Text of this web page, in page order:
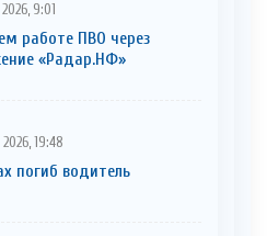
9:01
работе ПВО через
«Радар.НФ»
2026, 19:48
погиб водитель